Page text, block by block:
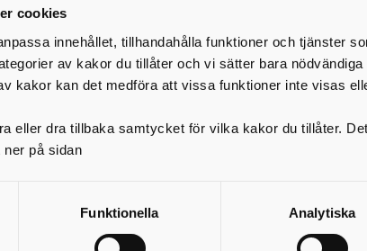
cookies
innehållet, tillhandahålla funktioner och tjänster
av kakor du tillåter och vi sätter bara
kakor kan det medföra att vissa funktioner inte visas
eller dra tillbaka samtycket för vilka kakor du tillåter.
på sidan
Funktionella Analytiska
Det finns en gratis parkering precis utanför
biblioteket.
Hitta hit.